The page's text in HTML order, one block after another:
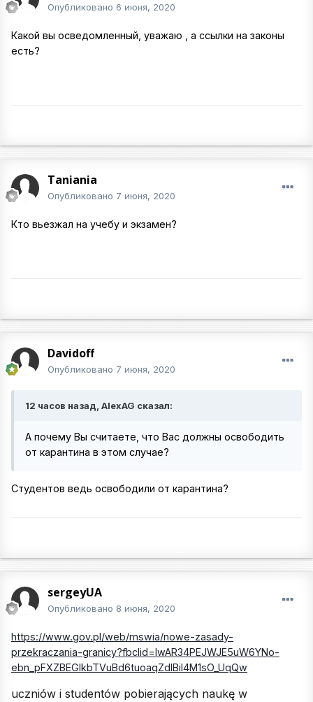
Опубликовано 6 июня, 2020
Какой вы осведомленный, уважаю , а ссылки на законы
есть?
Taniania
Опубликовано 7 июня, 2020
Кто вьезжал на учебу и экзамен?
Davidoff
Опубликовано 7 июня, 2020
12 часов назад, AlexAG сказал:
А почему Вы считаете, что Вас должны освободить
от карантина в этом случае?
Студентов ведь освободили от карантина?
sergeyUA
Опубликовано 8 июня, 2020
https://www.gov.pl/web/mswia/nowe-zasady-
przekraczania-granicy?fbclid=IwAR34PEJWJE5uW6YNo-
ebn_pFXZBEGlkbTVuBd6tuoaqZdlBil4M1sO_UqQw
uczniów i studentów pobierających naukę w